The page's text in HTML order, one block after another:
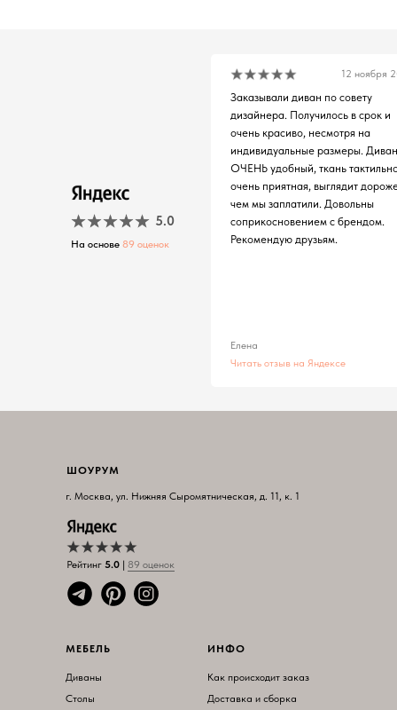
Читать отзыв на Яндексе
Заказывали диван по совету
дизайнера. Получилось в срок и
очень красиво, несмотря на
индивидуальные размеры. Диван
ОЧЕНЬ удобный, ткань
очень приятная, выглядит
чем мы заплатили. Довольны
соприкосновением с брендом.
Рекомендую друзьям.
Елена
12 ноября
5.0
На основе 89 оценок
МЕБЕЛЬ
Диваны
Столы
ИНФО
Как происходит заказ
Доставка и сборка
Рейтинг 5.0 | 89 оценок
ШОУРУМ
г. Москва, ул. Нижняя Сыромятническая, д. 11, к. 1